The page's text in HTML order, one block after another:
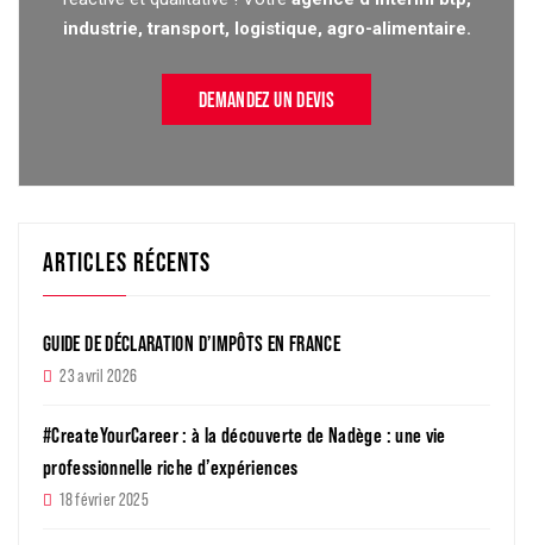
industrie, transport, logistique, agro-alimentaire.
DEMANDEZ UN DEVIS
ARTICLES RÉCENTS
GUIDE DE DÉCLARATION D’IMPÔTS EN FRANCE
23 avril 2026
#CreateYourCareer : à la découverte de Nadège : une vie
professionnelle riche d’expériences
18 février 2025